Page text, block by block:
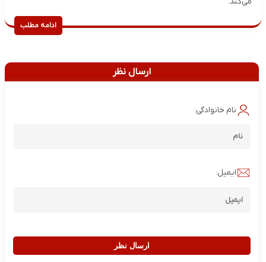
ادامه مطلب
ارسال نظر
نام خانوادگی:
ایمیل:
ارسال نظر